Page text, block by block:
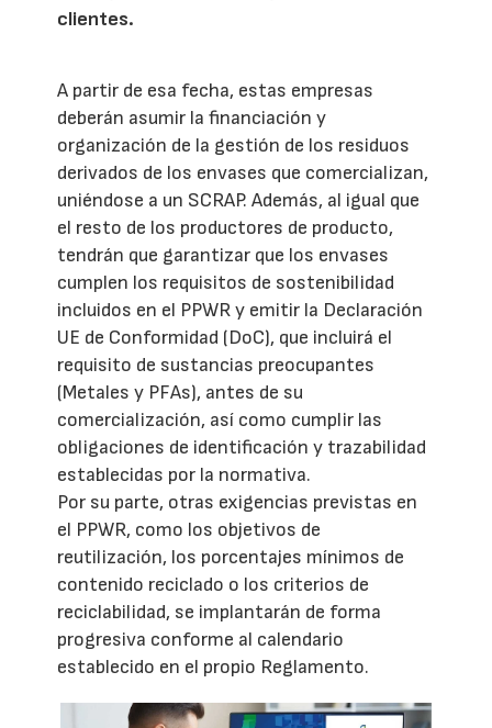
clientes.
A partir de esa fecha, estas empresas
deberán asumir la financiación y
organización de la gestión de los residuos
derivados de los envases que comercializan,
uniéndose a un SCRAP. Además, al igual que
el resto de los productores de producto,
tendrán que garantizar que los envases
cumplen los requisitos de sostenibilidad
incluidos en el PPWR y emitir la Declaración
UE de Conformidad (DoC), que incluirá el
requisito de sustancias preocupantes
(Metales y PFAs), antes de su
comercialización, así como cumplir las
obligaciones de identificación y trazabilidad
establecidas por la normativa.
Por su parte, otras exigencias previstas en
el PPWR, como los objetivos de
reutilización, los porcentajes mínimos de
contenido reciclado o los criterios de
reciclabilidad, se implantarán de forma
progresiva conforme al calendario
establecido en el propio Reglamento.